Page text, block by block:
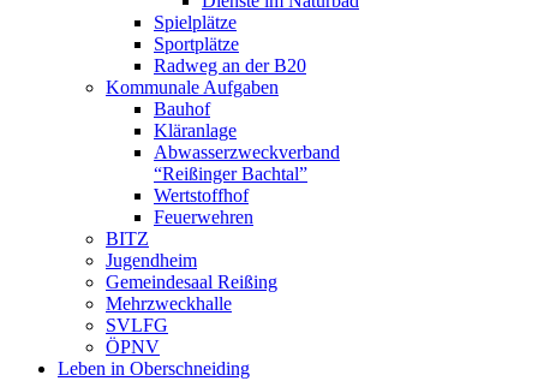
Spielplätze
Sportplätze
Radweg an der B20
Kommunale Aufgaben
Bauhof
Kläranlage
Abwasserzweckverband
“Reißinger Bachtal”
Wertstoffhof
Feuerwehren
BITZ
Jugendheim
Gemeindesaal Reißing
Mehrzweckhalle
SVLFG
ÖPNV
Leben in Oberschneiding